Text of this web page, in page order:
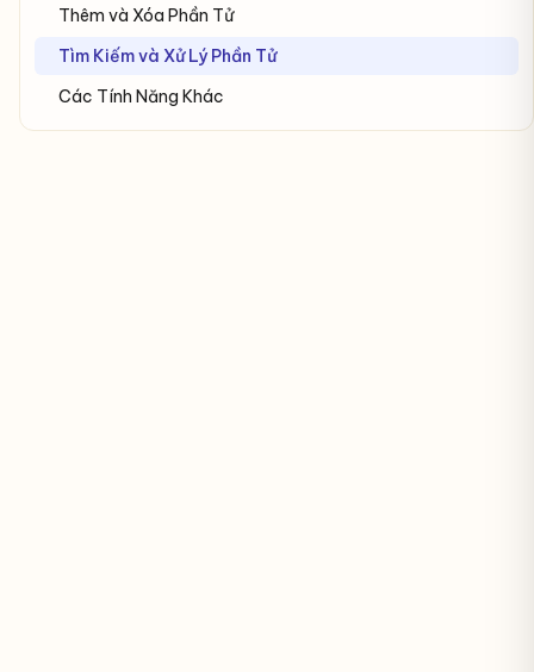
Thêm và Xóa Phần Tử
Tìm Kiếm và Xử Lý Phần Tử
Các Tính Năng Khác